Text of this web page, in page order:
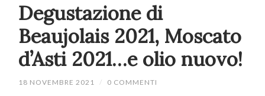
Degustazione di
Beaujolais 2021, Moscato
d’Asti 2021…e olio nuovo!
18 NOVEMBRE 2021 / 0 COMMENTI